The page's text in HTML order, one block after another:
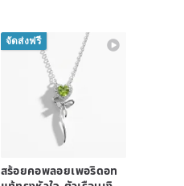
จัดส่งฟรี
สร้อยคอพลอยเพอริดอท